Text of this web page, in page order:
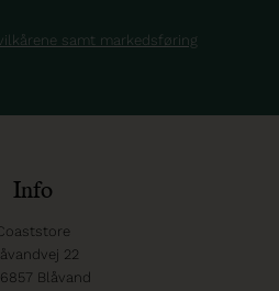
samt markedsføring
Info
22
Blåvand